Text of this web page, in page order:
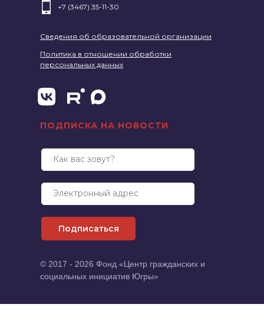
© 2017 - 2026 Фонд «Центр гражданских и
социальных инициатив Югры»
ПОДПИСКА НА НОВОСТИ
+7 (3467) 35-11-30
Как вас зовут?
Электронный адрес
Подписаться
Политика в отношении обработки
персональных данных
Сведения об образовательной организации